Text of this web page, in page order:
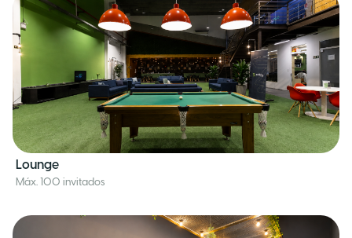
Lounge
Máx. 100 invitados